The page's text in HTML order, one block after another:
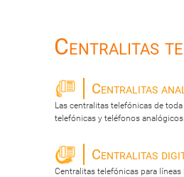
Centralitas
Centralitas
Las centralitas telefónicas de
telefónicas y teléfonos analógicos
Centralitas
Centralitas telefónicas para líneas